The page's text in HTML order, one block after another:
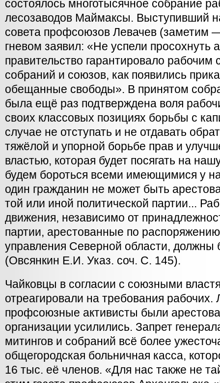
состоялось многотысячное собрание
лесозаводов Маймаксы. Выступивший
совета профсоюзов Левачев (заметим
гневом заявил: «Не успели
правительство гарантировало рабочим
собраний и союзов, как появились
обещанные свободы». В принятом
была ещё раз подтверждена воля
своих классовых позициях борьбы с
случае не отступать и не отдавать
тяжёлой и упорной борьбе прав и
властью, которая будет посягать на
будем бороться всеми имеющимися у
один гражданин не может быть
той или иной политической партии...
движения, независимо от
партии, арестованные по
управления Северной области,
(Овсянкин Е.И. Указ. соч. С. 145).
Чайковцы в согласии с союзными
отреагировали на требования рабочих.
профсоюзные активисты были
организации усилились. Запрет
митингов и собраний всё более
общегородская больничная касса,
16 тыс. её членов. «Для нас также не